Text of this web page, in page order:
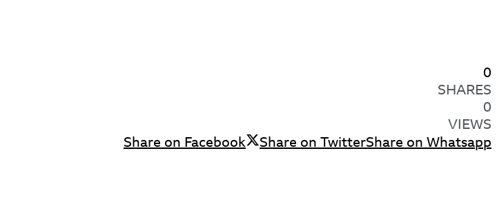
0
SHARES
0
VIEWS
Share on Facebook
Share on TwitterShare on Whatsapp